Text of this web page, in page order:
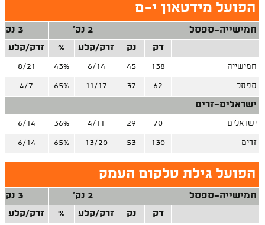
הפועל מידטאון י-ם
חמישייה-ספסל 2 נק'
3 נק'
דק
נק זרק/קלע % זרק/קלע
חמישייה 138
45
6/14
43%
8/21
ספסל 62
37
11/17
65%
4/7
ישראלים-זרים
ישראלים 70
29
4/11
36%
6/14
זרים 130
53
13/20
65%
6/14
הפועל גילת טלקום העמק
חמישייה-ספסל 2 נק'
3 נק'
דק
נק זרק/קלע % זרק/קלע